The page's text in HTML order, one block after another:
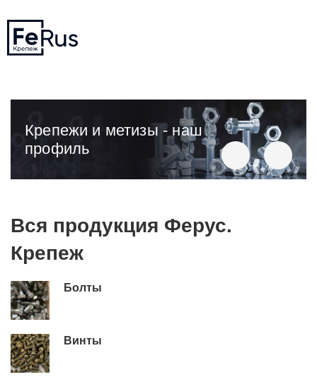
Крепежи и метизы - наш
профиль
Вся продукция Ферус.
Крепеж
Болты
Винты